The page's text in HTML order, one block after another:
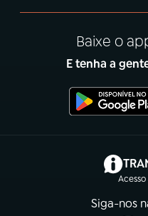
Baixe o
E tenha a
Siga-nos